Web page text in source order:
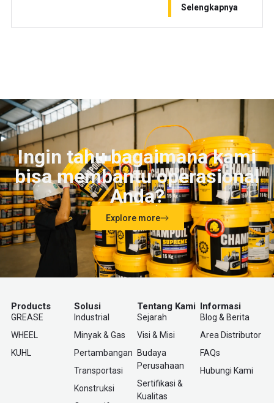
Selengkapnya
Ingin tahu bagaimana kami
bisa membantu operasional
Anda?
Explore more
Products
GREASE
WHEEL
KUHL
Solusi
Industrial
Minyak & Gas
Pertambangan
Transportasi
Konstruksi
Tentang Kami
Sejarah
Visi & Misi
Budaya
Perusahaan
Sertifikasi &
Kualitas
Informasi
Blog & Berita
Area Distributor
FAQs
Hubungi Kami